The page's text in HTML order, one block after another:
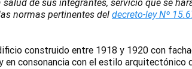
de sus integrantes, servicio que se
normas pertinentes del decreto-ley Nº
construido entre 1918 y 1920 con
en consonancia con el estilo arquitectónico